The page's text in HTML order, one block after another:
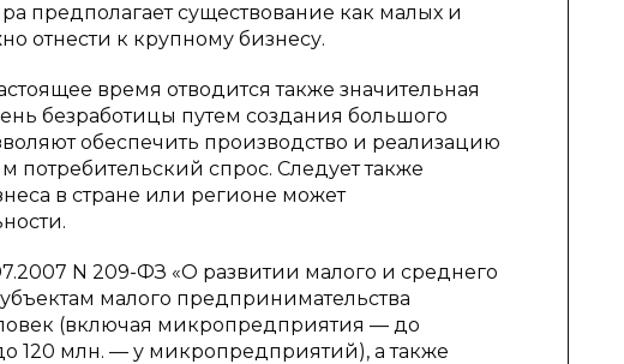
предполагает существование как малых и
отнести к крупному бизнесу.
время отводится также значительная
безработицы путем создания большого
обеспечить производство и реализацию
потребительский спрос. Следует также
в стране или регионе может
N 209-ФЗ «О развитии малого и среднего
малого предпринимательства
(включая микропредприятия — до
120 млн. — у микропредприятий), а также